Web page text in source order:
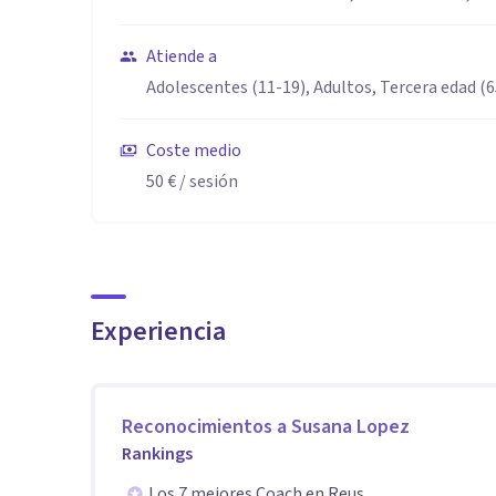
Atiende a
Adolescentes (11-19), Adultos, Tercera edad
Coste medio
50 €/ sesión
Experiencia
Reconocimientos a Susana Lopez
Rankings